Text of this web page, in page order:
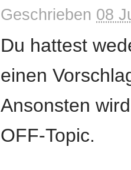
Geschrieben 08
Du hattest
einen
Ansonsten
OFF-Topic.